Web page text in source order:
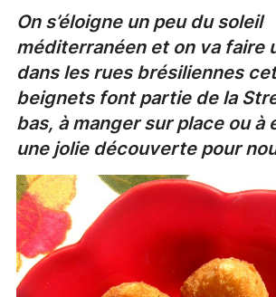
On s’éloigne un peu du soleil
méditerranéen et on va faire
dans les rues brésiliennes
beignets font partie de la
bas, à manger sur place ou à
une jolie découverte pour